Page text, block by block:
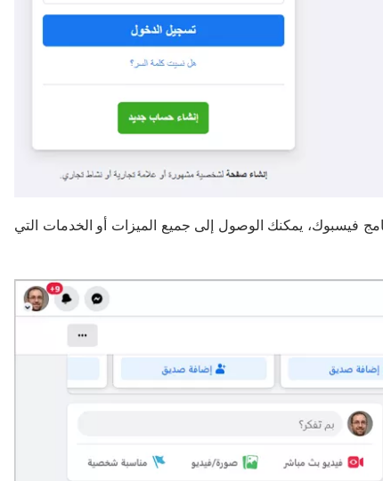
فيسبوك، يمكنك الوصول إلى جميع الميزات أو الخدمات التي